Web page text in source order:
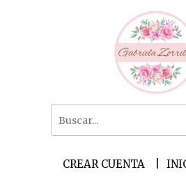
CREAR CUENTA